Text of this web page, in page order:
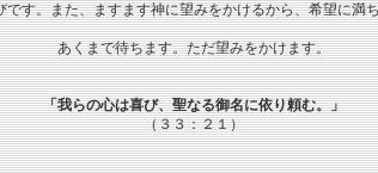
です。また、ますます神に望みをかけるから、希望に満
あくまで待ちます。ただ望みをかけます。
「我らの心は喜び、聖なる御名に依り頼む。」
（３３：２１）